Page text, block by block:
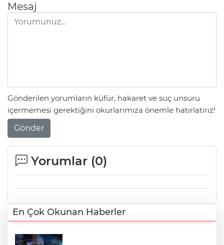
Mesaj
Gönderilen yorumların küfür, hakaret ve suç unsuru
içermemesi gerektiğini okurlarımıza önemle hatırlatırız!
Gönder
Yorumlar (0)
En Çok Okunan Haberler